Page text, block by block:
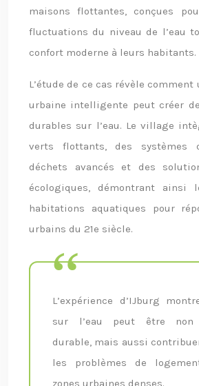
maisons flottantes, conçues
fluctuations du niveau de l’eau
confort moderne à leurs habitants.
L’étude de ce cas révèle
urbaine intelligente peut créer
durables sur l’eau. Le village
verts flottants, des systèmes
déchets avancés et des
écologiques, démontrant ainsi
habitations aquatiques pour
urbains du 21e siècle.
L’expérience d’IJburg
sur l’eau peut être non
durable, mais aussi
les problèmes de
zones urbaines denses.